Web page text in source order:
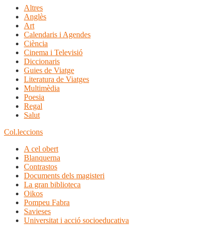
Altres
Anglès
Art
Calendaris i Agendes
Ciència
Cinema i Televisió
Diccionaris
Guies de Viatge
Literatura de Viatges
Multimèdia
Poesia
Regal
Salut
Col.leccions
A cel obert
Blanquerna
Contrastos
Documents dels magisteri
La gran biblioteca
Oikos
Pompeu Fabra
Savieses
Universitat i acció socioeducativa